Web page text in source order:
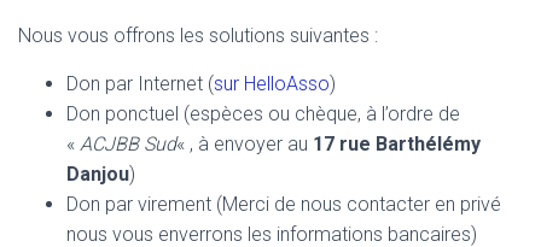
Nous vous offrons les solutions suivantes :
Don par Internet (sur HelloAsso)
Don ponctuel (espèces ou chèque, à l’ordre de
« ACJBB Sud« , à envoyer au 17 rue Barthélémy
Danjou)
Don par virement (Merci de nous contacter en privé
nous vous enverrons les informations bancaires)